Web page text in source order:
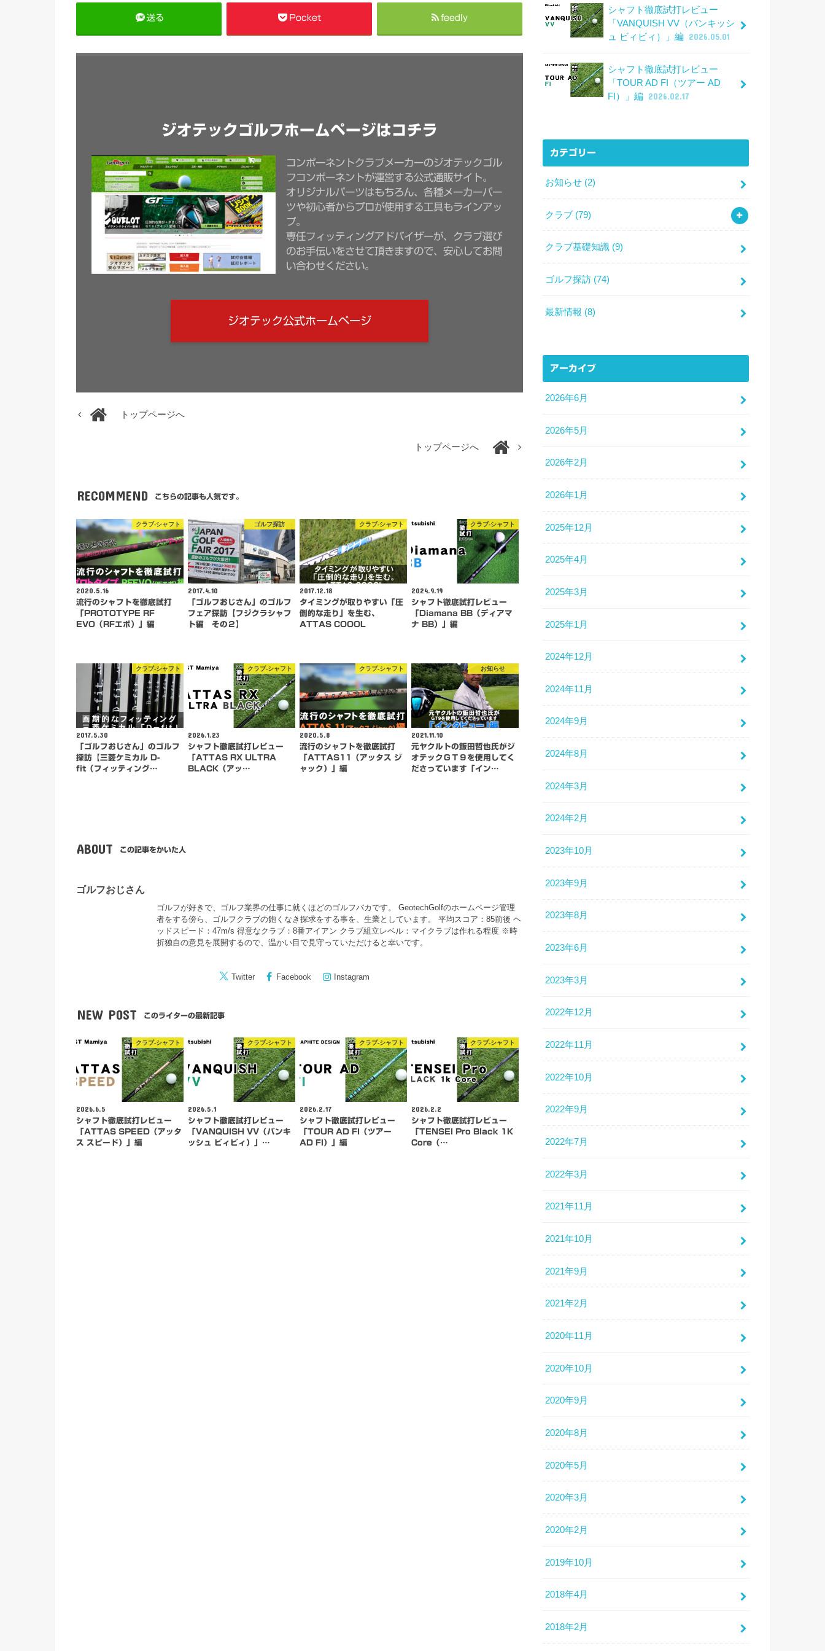
送る Pocket feedly
ジオテックゴルフホームページはコチラ
コンポーネントクラブメーカーのジオテックゴル
フコンポーネントが運営する公式通販サイト。
オリジナルパーツはもちろん、各種メーカーパー
ツや初心者からプロが使用する工具もラインアッ
プ。
専任フィッティングアドバイザーが、クラブ選び
のお手伝いをさせて頂きますので、安心してお問
い合わせください。
ジオテック公式ホームページ
トップページへ
トップページへ
RECOMMEND こちらの記事も人気です。
クラブ-シャフト
2020.5.16
流行のシャフトを徹底試打
「PROTOTYPE RF
EVO（RFエボ）」編
ゴルフ探訪
2017.4.10
「ゴルフおじさん」のゴルフ
フェア探訪【フジクラシャフ
ト編 その２】
クラブ-シャフト
2017.12.18
タイミングが取りやすい「圧
倒的な走り」を生む、
ATTAS COOOL
クラブ-シャフト
2024.9.19
シャフト徹底試打レビュー
「Diamana BB（ディアマ
ナ BB）」編
クラブ-シャフト
2017.5.30
「ゴルフおじさん」のゴルフ
探訪【三菱ケミカル D-
fit（フィッティング…
クラブ-シャフト
2026.1.23
シャフト徹底試打レビュー
「ATTAS RX ULTRA
BLACK（アッ…
クラブ-シャフト
2020.5.8
流行のシャフトを徹底試打
「ATTAS11（アッタス ジ
ャック）」編
お知らせ
2021.11.10
元ヤクルトの飯田哲也氏がジ
オテックＧＴ９を使用してく
ださっています「イン…
ABOUT この記事をかいた人
ゴルフおじさん
ゴルフが好きで、ゴルフ業界の仕事に就くほどのゴルフバカです。 GeotechGolfのホームページ管理
者をする傍ら、ゴルフクラブの飽くなき探求をする事を、生業としています。 平均スコア：85前後 ヘ
ッドスピード：47m/s 得意なクラブ：8番アイアン クラブ組立レベル：マイクラブは作れる程度 ※時
折独自の意見を展開するので、温かい目で見守っていただけると幸いです。
Twitter Facebook Instagram
NEW POST このライターの最新記事
クラブ-シャフト
2026.6.5
シャフト徹底試打レビュー
「ATTAS SPEED（アッタ
ス スピード）」編
クラブ-シャフト
2026.5.1
シャフト徹底試打レビュー
「VANQUISH VV（バンキ
ッシュ ビィビィ）」…
クラブ-シャフト
2026.2.17
シャフト徹底試打レビュー
「TOUR AD FI（ツアー
AD FI）」編
クラブ-シャフト
2026.2.2
シャフト徹底試打レビュー
「TENSEI Pro Black 1K
Core（…
シャフト徹底試打レビュー
「VANQUISH VV（バンキッシ
ュ ビィビィ）」編 2026.05.01
シャフト徹底試打レビュー
「TOUR AD FI（ツアー AD
FI）」編 2026.02.17
カテゴリー
お知らせ (2)
クラブ (79)
クラブ基礎知識 (9)
ゴルフ探訪 (74)
最新情報 (8)
アーカイブ
2026年6月
2026年5月
2026年2月
2026年1月
2025年12月
2025年4月
2025年3月
2025年1月
2024年12月
2024年11月
2024年9月
2024年8月
2024年3月
2024年2月
2023年10月
2023年9月
2023年8月
2023年6月
2023年3月
2022年12月
2022年11月
2022年10月
2022年9月
2022年7月
2022年3月
2021年11月
2021年10月
2021年9月
2021年2月
2020年11月
2020年10月
2020年9月
2020年8月
2020年5月
2020年3月
2020年2月
2019年10月
2018年4月
2018年2月